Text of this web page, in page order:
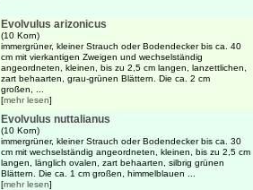
Evolvulus arizonicus
(10 Korn)
immergrüner, kleiner Strauch oder Bodendecker bis ca. 40
cm mit vierkantigen Zweigen und wechselständig
angeordneten, kleinen, bis zu 2,5 cm langen, lanzettlichen,
zart behaarten, grau-grünen Blättern. Die ca. 2 cm
großen, ...
[mehr lesen]
Evolvulus nuttalianus
(10 Korn)
immergrüner, kleiner Strauch oder Bodendecker bis ca. 30
cm mit wechselständig angeordneten, kleinen, bis zu 2,5 cm
langen, länglich ovalen, zart behaarten, silbrig grünen
Blättern. Die ca. 1 cm großen, himmelblauen ...
[mehr lesen]